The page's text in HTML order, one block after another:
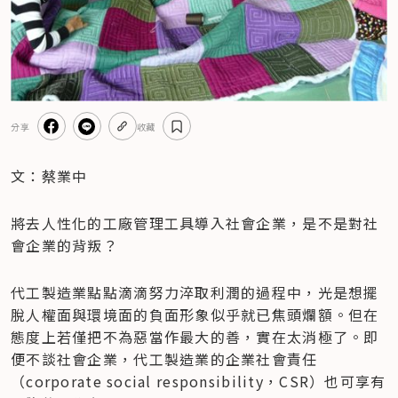
分享 收藏
文：蔡業中
將去人性化的工廠管理工具導入社會企業，是不是對社
會企業的背叛？
代工製造業點點滴滴努力淬取利潤的過程中，光是想擺
脫人權面與環境面的負面形象似乎就已焦頭爛額。但在
態度上若僅把不為惡當作最大的善，實在太消極了。即
便不談社會企業，代工製造業的企業社會責任
（corporate social responsibility，CSR）也可享有